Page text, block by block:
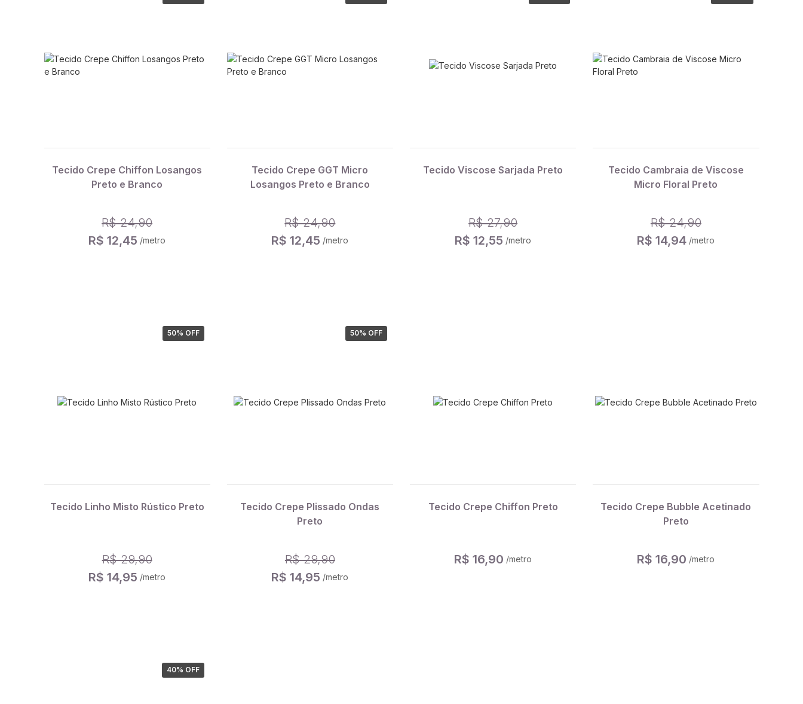
Tecido Crepe Chiffon Losangos
Preto e Branco
R$ 24,90
R$ 12,45 /metro
Tecido Crepe GGT Micro
Losangos Preto e Branco
R$ 24,90
R$ 12,45 /metro
Tecido Viscose Sarjada Preto
R$ 27,90
R$ 12,55 /metro
Tecido Cambraia de Viscose
Micro Floral Preto
R$ 24,90
R$ 14,94 /metro
50% OFF
Tecido Linho Misto Rústico Preto
R$ 29,90
R$ 14,95 /metro
50% OFF
Tecido Crepe Plissado Ondas
Preto
R$ 29,90
R$ 14,95 /metro
Tecido Crepe Chiffon Preto
R$ 16,90 /metro
Tecido Crepe Bubble Acetinado
Preto
R$ 16,90 /metro
40% OFF